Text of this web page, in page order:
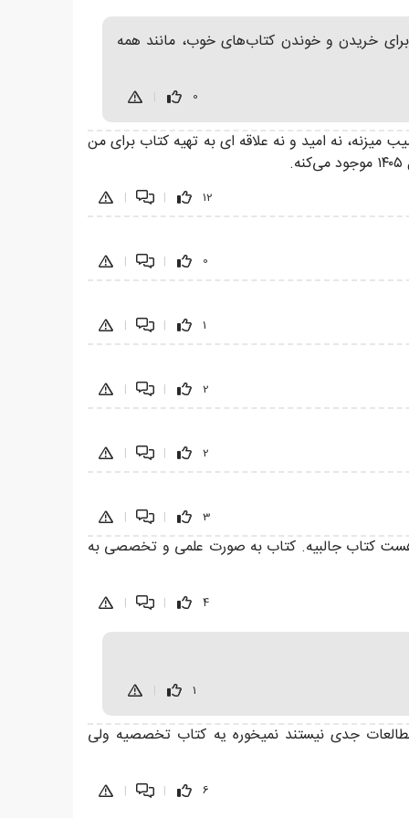
برای خریدن و خوندن کتاب‌های خوب، مانند همه
0
میزنه، نه امید و نه علاقه ای به تهیه کتاب برای من
12
|
|
0
|
|
1
|
|
2
|
|
2
|
|
3
|
|
هست کتاب جالبیه. کتاب به صورت علمی و تخصصی به
4
|
|
1
جدی نیستند نمیخوره یه کتاب تخصصیه ولی
6
|
|